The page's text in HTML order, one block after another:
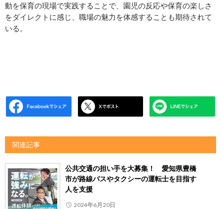
動を保育の現場で実践することで、園児の反応や保育の楽しさ
をダイレクトに感じ、職場の魅力を体感することも期待されて
いる。
関連記事
公共交通の担い手を大募集！ 愛知県豊橋
市が路線バスやタクシーの運転士を目指す
人を支援
2024年6月20日